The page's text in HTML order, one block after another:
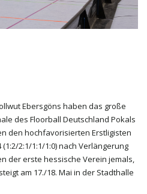
Ebersgöns haben das große
des Floorball Deutschland Pokals
den hochfavorisierten Erstligisten
2:1/1:1/1:0) nach Verlängerung
der erste hessische Verein jemals,
am 17./18. Mai in der Stadthalle